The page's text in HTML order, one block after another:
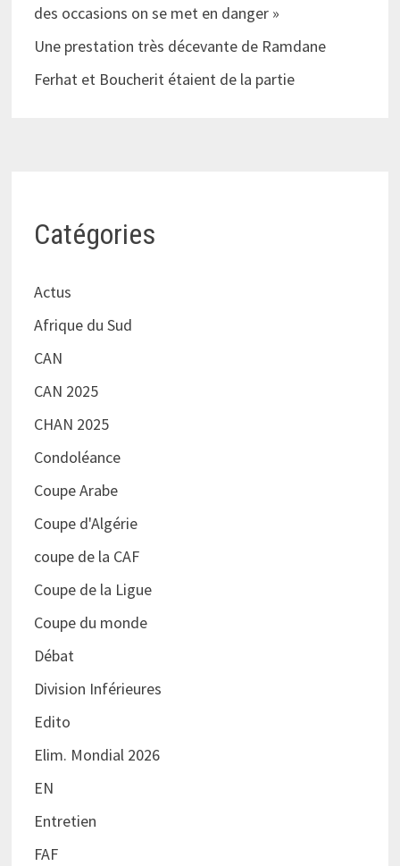
des occasions on se met en danger »
Une prestation très décevante de Ramdane
Ferhat et Boucherit étaient de la partie
Catégories
Actus
Afrique du Sud
CAN
CAN 2025
CHAN 2025
Condoléance
Coupe Arabe
Coupe d'Algérie
coupe de la CAF
Coupe de la Ligue
Coupe du monde
Débat
Division Inférieures
Edito
Elim. Mondial 2026
EN
Entretien
FAF